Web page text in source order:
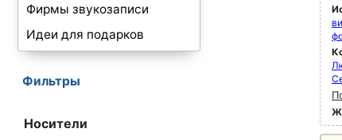
Фирмы звукозаписи
Идеи для подарков
Фильтры
Носители